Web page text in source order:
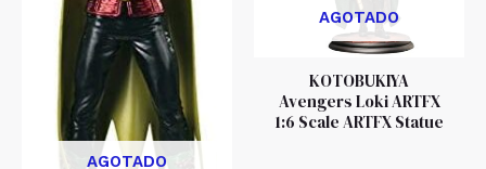
AGOTADO
AGOTADO
KOTOBUKIYA
Avengers Loki ARTFX
1:6 Scale ARTFX Statue